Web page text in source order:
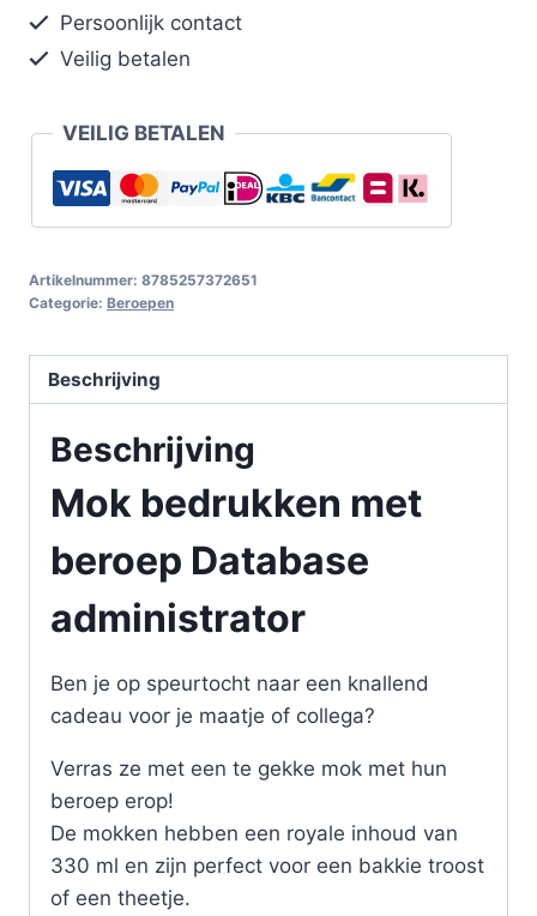
Persoonlijk contact
Veilig betalen
VEILIG BETALEN
Artikelnummer: 8785257372651
Categorie: Beroepen
Beschrijving
Beschrijving
Mok bedrukken met
beroep Database
administrator
Ben je op speurtocht naar een knallend
cadeau voor je maatje of collega?
Verras ze met een te gekke mok met hun
beroep erop!
De mokken hebben een royale inhoud van
330 ml en zijn perfect voor een bakkie troost
of een theetje.